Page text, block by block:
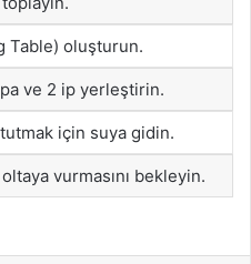
Table) oluşturun.
ve 2 ip yerleştirin.
tutmak için suya gidin.
oltaya vurmasını bekleyin.